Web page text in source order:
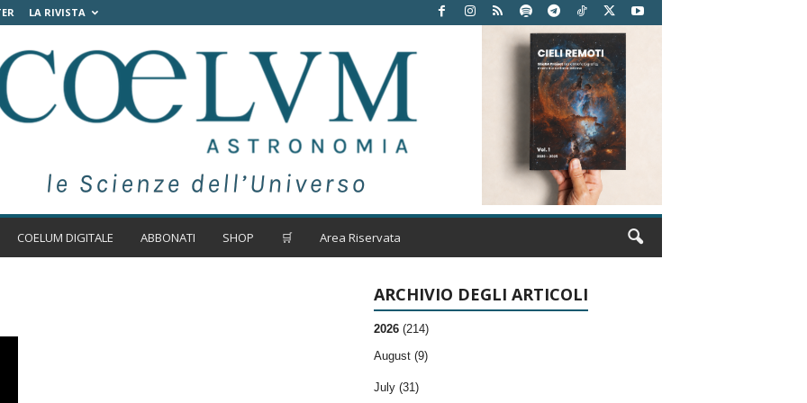
LA RIVISTA
COELUM DIGITALE ABBONATI SHOP 🛒 Area Riservata
ARCHIVIO DEGLI ARTICOLI
2026 (214)
August (9)
July (31)